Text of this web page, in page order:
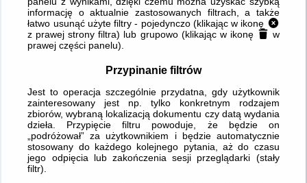
informację o aktualnie zastosowanych filtrach, a także
łatwo usunąć użyte filtry - pojedynczo (klikając w ikonę
z prawej strony filtra) lub grupowo (klikając w ikonę
w
prawej części panelu).
Przypinanie filtrów
Jest to operacja szczególnie przydatna, gdy użytkownik
zainteresowany jest np. tylko konkretnym rodzajem
zbiorów, wybraną lokalizacją dokumentu czy datą wydania
dzieła. Przypięcie filtru powoduje, że będzie on
„podróżował” za użytkownikiem i będzie automatycznie
stosowany do każdego kolejnego pytania, aż do czasu
jego odpięcia lub zakończenia sesji przeglądarki (stały
filtr).